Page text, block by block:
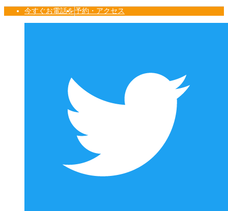
今すぐお電話を予約・アクセス